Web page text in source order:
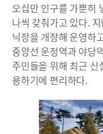
오십만 인구를 가뿐히
나씩 갖춰가고 있다.
닉장을 개장해 운영하
중앙선 운정역과 야당
주민들을 위해 최근
용하기에 편리하다.